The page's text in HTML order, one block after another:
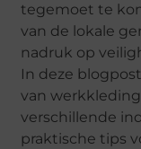
tegemoet te
van de lokale
nadruk op
In deze
van
verschillende
praktische tips